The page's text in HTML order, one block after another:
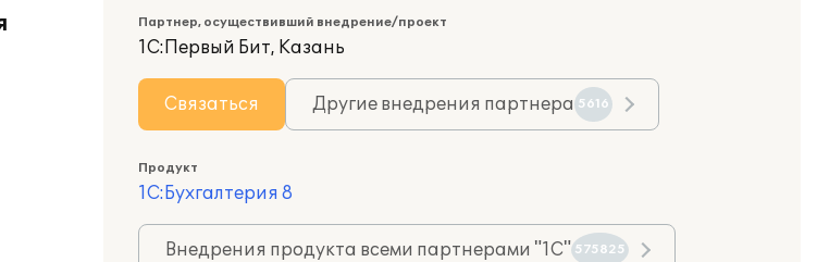
Партнер, осуществивший внедрение/проект
1С:Первый Бит, Казань
Связаться Другие внедрения партнера 5616
Продукт
1С:Бухгалтерия 8
Внедрения продукта всеми партнерами "1С" 575825